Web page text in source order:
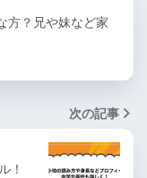
方？兄や妹など家
次の記事
！